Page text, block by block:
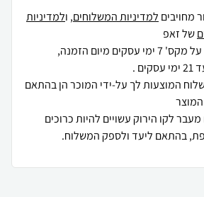
מחויבים למדיניות המשלוחים, ולמדיניות
של זאפ
מיום הזמנה,
עסקים .
המוצעות לך על-ידי המוכר הן בהתאם
המוצר
לקו הירוק עשויים להיות כרוכים
בהתאם ליעד ולספק המשלוח.